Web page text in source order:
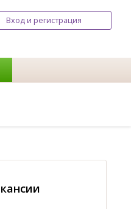
Вход и регистрация